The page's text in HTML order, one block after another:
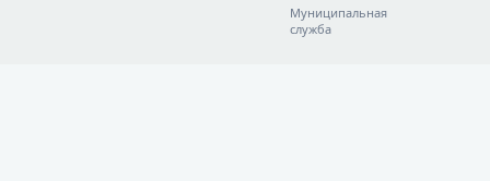
Муниципальная
служба